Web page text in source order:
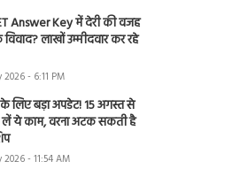
Answer Key में देरी की वजह
लाखों उम्मीदवार कर रहे
- 6:11 PM
के लिए बड़ा अपडेट! 15 अगस्त से
ये काम, वरना अटक सकती है
- 11:54 AM